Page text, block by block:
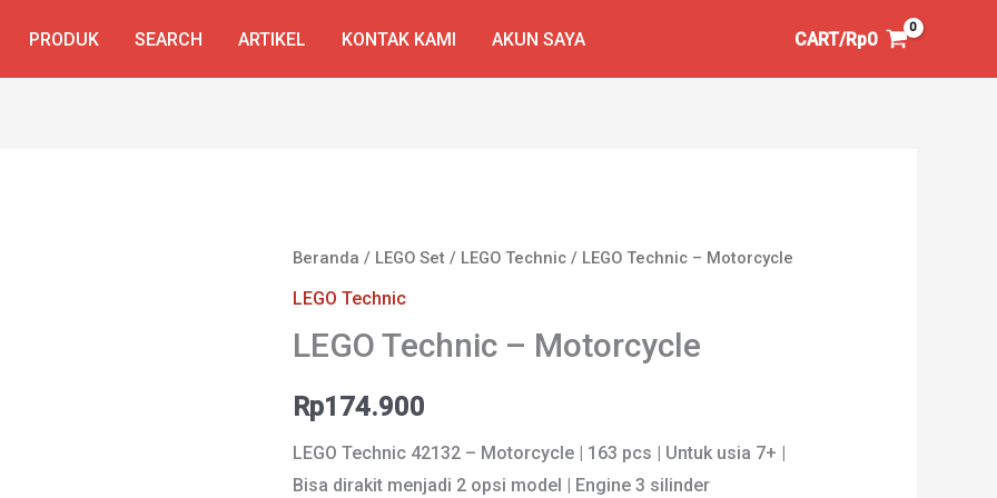
PRODUK SEARCH ARTIKEL KONTAK KAMI AKUN SAYA CART/Rp0
Beranda / LEGO Set / LEGO Technic / LEGO Technic – Motorcycle
LEGO Technic
LEGO Technic – Motorcycle
Rp174.900
LEGO Technic 42132 – Motorcycle | 163 pcs | Untuk usia 7+ |
Bisa dirakit menjadi 2 opsi model | Engine 3 silinder